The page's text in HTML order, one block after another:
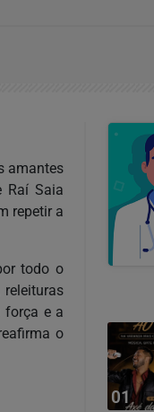
amantes
Raí Saia
repetir a
todo o
força e a
o
01